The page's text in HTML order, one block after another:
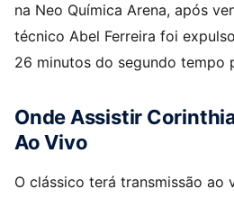
na Neo Química Arena, após
técnico Abel Ferreira foi
26 minutos do segundo tempo
Onde Assistir
Ao Vivo
O clássico terá transmissão ao